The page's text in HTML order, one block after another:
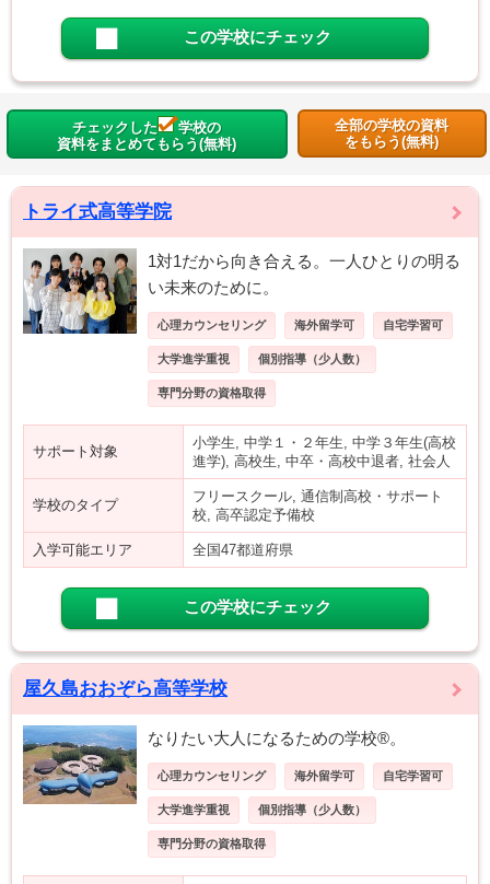
この学校にチェック
チェックした
学校の
資料をまとめてもらう(無料)
全部の学校の資料
をもらう(無料)
トライ式高等学院
1対1だから向き合える。一人ひとりの明る
い未来のために。
心理カウンセリング 海外留学可 自宅学習可
大学進学重視 個別指導（少人数）
専門分野の資格取得
サポート対象
小学生, 中学１・２年生, 中学３年生(高校
進学), 高校生, 中卒・高校中退者, 社会人
学校のタイプ
フリースクール, 通信制高校・サポート
校, 高卒認定予備校
入学可能エリア 全国47都道府県
この学校にチェック
屋久島おおぞら高等学校
なりたい大人になるための学校®。
心理カウンセリング 海外留学可 自宅学習可
大学進学重視 個別指導（少人数）
専門分野の資格取得